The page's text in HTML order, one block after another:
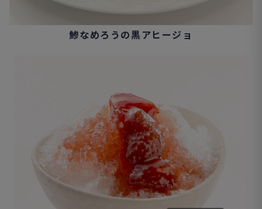
鯵なめろうの黒アヒージョ